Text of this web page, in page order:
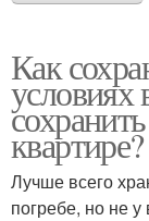
Как
условиях
квартире?
Лучше всего
погребе, но не